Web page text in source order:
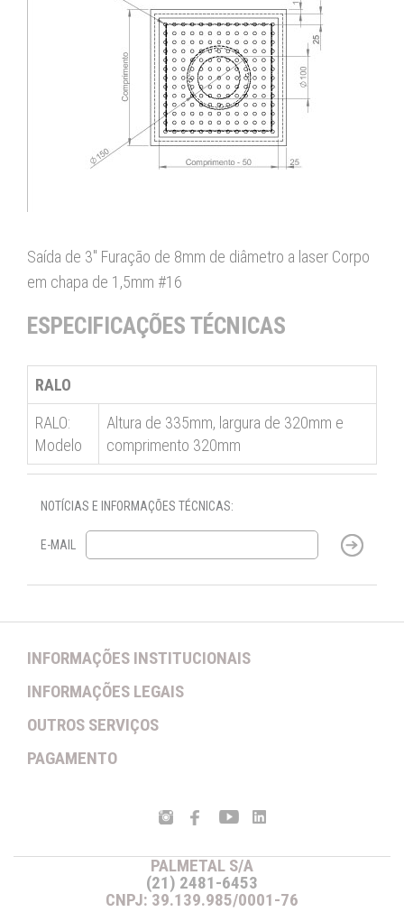
Saída de 3" Furação de 8mm de diâmetro a laser Corpo
em chapa de 1,5mm #16
ESPECIFICAÇÕES TÉCNICAS
RALO
RALO:
Modelo
Altura de 335mm, largura de 320mm e
comprimento 320mm
NOTÍCIAS E INFORMAÇÕES TÉCNICAS:
E-MAIL
INFORMAÇÕES INSTITUCIONAIS
INFORMAÇÕES LEGAIS
OUTROS SERVIÇOS
PAGAMENTO
PALMETAL S/A
(21) 2481-6453
CNPJ: 39.139.985/0001-76